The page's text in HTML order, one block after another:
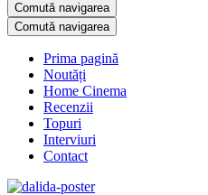
Comută navigarea
Comută navigarea
Prima pagină
Noutăți
Home Cinema
Recenzii
Topuri
Interviuri
Contact